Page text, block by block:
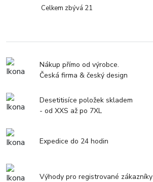
Celkem zbývá 21
Nákup přímo od výrobce.
Česká firma & český design
Desetitisíce položek skladem
- od XXS až po 7XL
Expedice do 24 hodin
Výhody pro registrované zákazníky